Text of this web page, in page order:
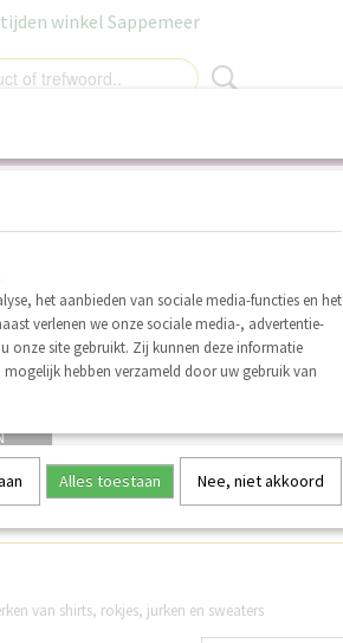
winkel Sappemeer
Heike wit
van shirts, rokjes, jurken en sweaters
het aanbieden van sociale media-functies en het
verlenen we onze sociale media-, advertentie-
onze site gebruikt. Zij kunnen deze informatie
hebben verzameld door uw gebruik van
Alles toestaan Nee, niet akkoord